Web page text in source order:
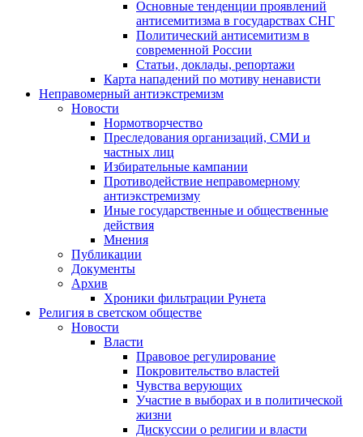
Основные тенденции проявлений
антисемитизма в государствах СНГ
Политический антисемитизм в
современной России
Статьи, доклады, репортажи
Карта нападений по мотиву ненависти
Неправомерный антиэкстремизм
Новости
Нормотворчество
Преследования организаций, СМИ и
частных лиц
Избирательные кампании
Противодействие неправомерному
антиэкстремизму
Иные государственные и общественные
действия
Мнения
Публикации
Документы
Архив
Хроники фильтрации Рунета
Религия в светском обществе
Новости
Власти
Правовое регулирование
Покровительство властей
Чувства верующих
Участие в выборах и в политической
жизни
Дискуссии о религии и власти